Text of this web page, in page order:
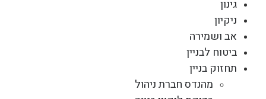
גינון
ניקיון
אב ושמירה
ביטוח לבניין
תחזוק בניין
מהנדס חברת ניהול